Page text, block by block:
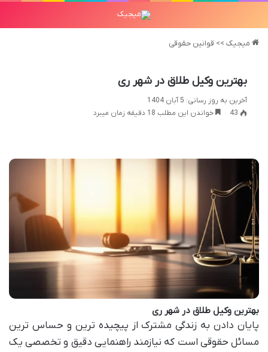
میجیک >> قوانین حقوقی
بهترین وکیل طلاق در شهر ری
آخرین به روز رسانی: 5 آبان 1404
43
خواندن این مطلب 18 دقیقه زمان میبرد
بهترین وکیل طلاق در شهر ری
پایان دادن به زندگی مشترک از پیچیده ترین و حساس ترین
مسائل حقوقی است که نیازمند راهنمایی دقیق و تخصصی یک